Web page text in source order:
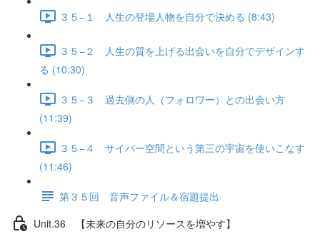
３５−１ 人生の登場人物を自分で決める (8:43)
３５−２ 人生の質を上げる出会いを自分でデザインす
る (10:30)
３５−３ 過去側の人（フォロワー）との出会い方
(11:39)
３５−４ サイバー空間という第三の宇宙を使いこなす
(11:46)
第３５回 音声ファイル＆宿題提出
Unit.36 【未来の自分のリソースを増やす】